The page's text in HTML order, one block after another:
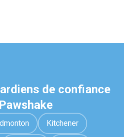
de confiance
Kitchener